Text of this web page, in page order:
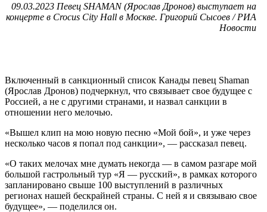
09.03.2023 Певец SHAMAN (Ярослав Дронов) выступает на
концерте в Crocus City Hall в Москве. Григорий Сысоев / РИА
Новости
Включенный в санкционный список Канады певец Shaman
(Ярослав Дронов) подчеркнул, что связывает свое будущее с
Россией, а не с другими странами, и назвал санкции в
отношении него мелочью.
«Вышел клип на мою новую песню «Мой бой», и уже через
несколько часов я попал под санкции», — рассказал певец.
«О таких мелочах мне думать некогда — в самом разгаре мой
большой гастрольный тур «Я — русский», в рамках которого
запланировано свыше 100 выступлений в различных
регионах нашей бескрайней страны. С ней я и связываю свое
будущее», — поделился он.